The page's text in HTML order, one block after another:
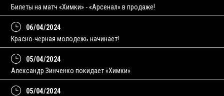
Билеты на матч «Химки» - «Арсенал» в продаже!
06/04/2024
Красно-черная молодежь начинает!
05/04/2024
Александр Зинченко покидает «Химки»
05/04/2024